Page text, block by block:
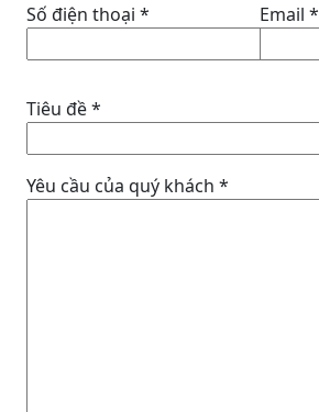
Số điện thoại * Email *
Tiêu đề *
Yêu cầu của quý khách *